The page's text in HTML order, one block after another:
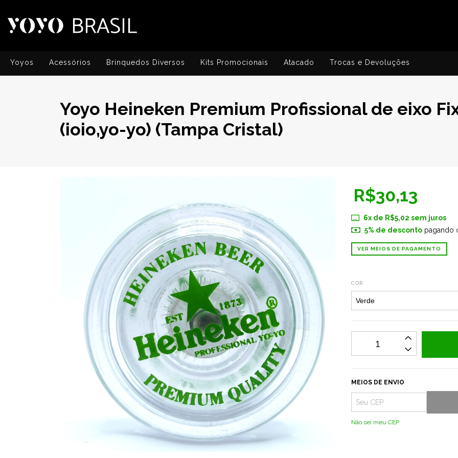
Yoyos Acessórios Brinquedos Diversos Kits Promocionais Atacado Trocas e Devoluções
Yoyo Heineken Premium Profissional de eixo
(ioio,yo-yo) (Tampa Cristal)
R$30,13
6x de R$5,02 sem juros
5% de descontopagando
VER MEIOS DE PAGAMENTO
COR
MEIOS DE ENVIO
Não sei meu CEP